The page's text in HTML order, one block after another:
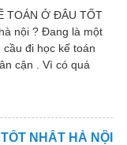
TOÁN Ở ĐÂU TỐT
nội ? Đang là một
đi học kế toán
cận . Vì có quá
NHẤT HÀ NỘI